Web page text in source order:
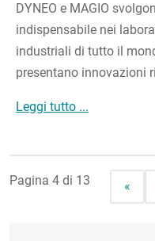
DYNEO e MAGIO
indispensabile nei
industriali di tutto il
presentano innovazioni
Leggi tutto ...
Pagina 4 di 13 «